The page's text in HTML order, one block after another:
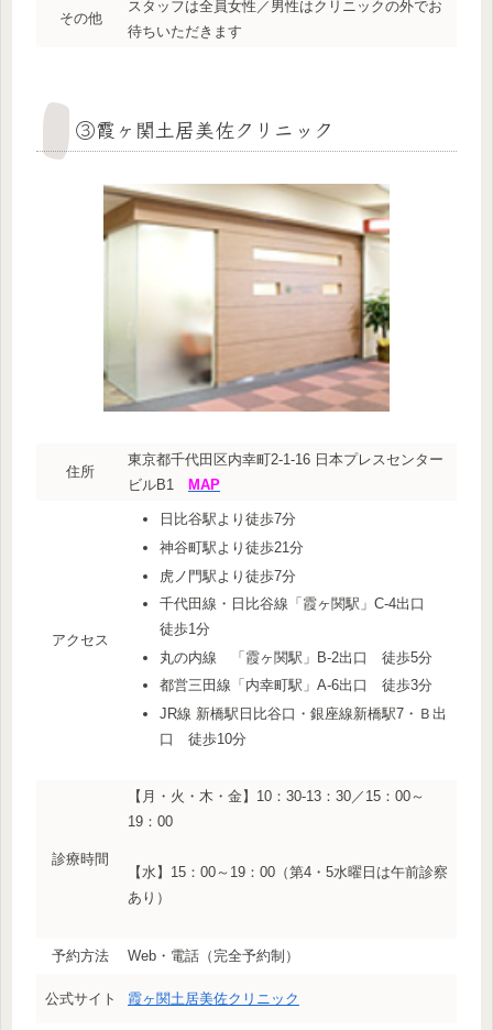
その他
スタッフは全員女性／男性はクリニックの外でお
待ちいただきます
③霞ヶ関土居美佐クリニック
住所
東京都千代田区内幸町2-1-16 日本プレスセンター
ビルB1
MAP
アクセス
日比谷駅より徒歩7分
神谷町駅より徒歩21分
虎ノ門駅より徒歩7分
千代田線・日比谷線「霞ヶ関駅」C-4出口
徒歩1分
丸の内線 「霞ヶ関駅」B-2出口 徒歩5分
都営三田線「内幸町駅」A-6出口 徒歩3分
JR線 新橋駅日比谷口・銀座線新橋駅7・Ｂ出
口 徒歩10分
診療時間
【月・火・木・金】10：30-13：30／15：00～
19：00
【水】15：00～19：00（第4・5水曜日は午前診察
あり）
予約方法 Web・電話（完全予約制）
公式サイト 霞ヶ関土居美佐クリニック